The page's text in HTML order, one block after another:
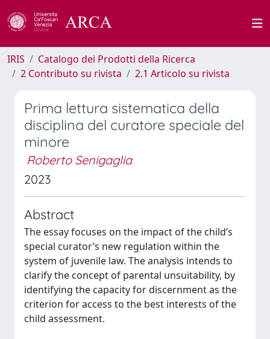
IRIS
Catalogo dei Prodotti della Ricerca
2 Contributo su rivista
2.1 Articolo su rivista
Prima lettura sistematica della
disciplina del curatore speciale del
minore
Roberto Senigaglia
2023
Abstract
The essay focuses on the impact of the child’s
special curator’s new regulation within the
system of juvenile law. The analysis intends to
clarify the concept of parental unsuitability, by
identifying the capacity for discernment as the
criterion for access to the best interests of the
child assessment.